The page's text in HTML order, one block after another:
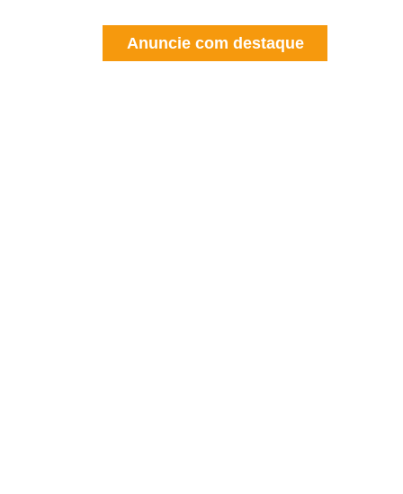
Anuncie com destaque